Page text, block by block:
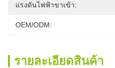
แรงดันไฟฟ้าขาเข้า:
OEM/ODM:
รายละเอียดสินค้า